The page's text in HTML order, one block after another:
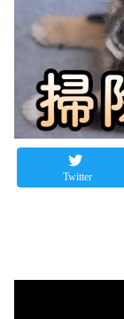
Twitter